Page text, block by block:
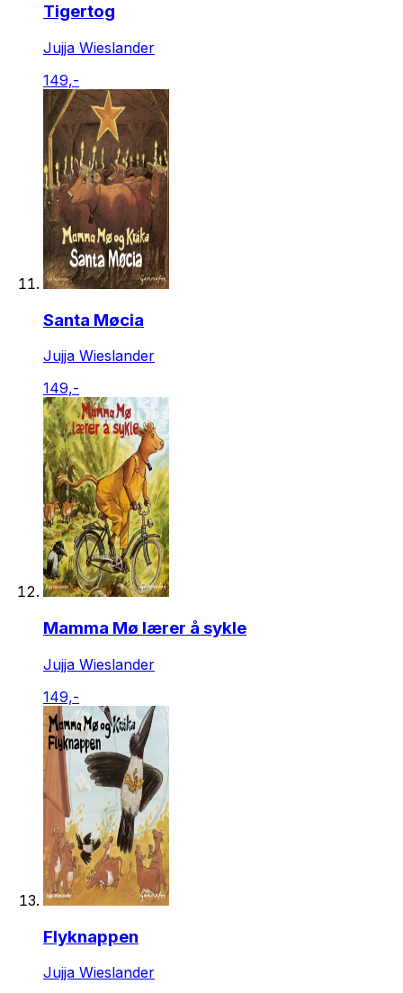
Tigertog
Jujja Wieslander
149,-
Santa Møcia
Jujja Wieslander
149,-
Mamma Mø lærer å sykle
Jujja Wieslander
149,-
Flyknappen
Jujja Wieslander